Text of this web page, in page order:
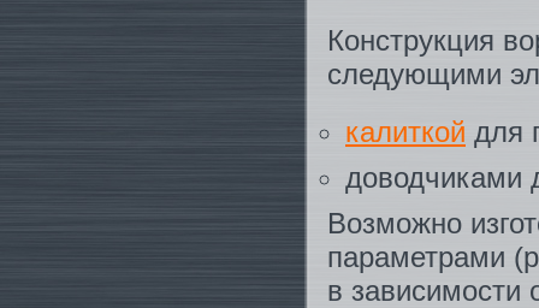
Конструкция
следующими
калиткой для
доводчиками
Возможно
параметрами
в зависимости